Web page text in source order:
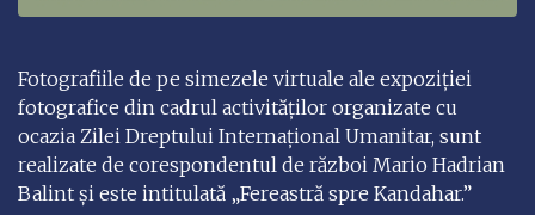
Fotografiile de pe simezele virtuale ale expoziţiei
fotografice din cadrul activităţilor organizate cu
ocazia Zilei Dreptului Internaţional Umanitar, sunt
realizate de corespondentul de război Mario Hadrian
Balint şi este intitulată „Fereastră spre Kandahar.”